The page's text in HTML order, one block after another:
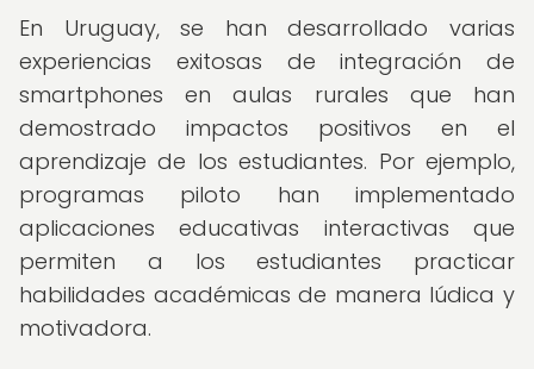
En Uruguay, se han desarrollado varias
experiencias exitosas de integración de
smartphones en aulas rurales que han
demostrado impactos positivos en el
aprendizaje de los estudiantes. Por ejemplo,
programas piloto han implementado
aplicaciones educativas interactivas que
permiten a los estudiantes practicar
habilidades académicas de manera lúdica y
motivadora.